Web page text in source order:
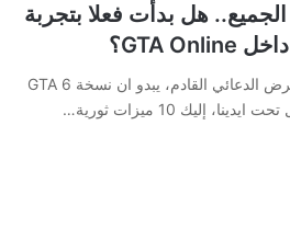
هل بدأت فعلا بتجربة
بينما ينتظر الجميع العرض الدعائي القادم، يبدو ان نسخة GTA 6
إليك 10 ميزات ثورية…